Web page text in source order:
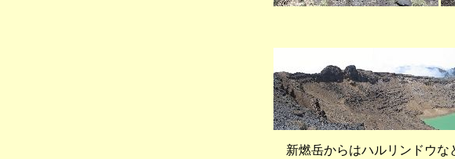
（新燃岳火口
新燃岳からはハルリンドウな